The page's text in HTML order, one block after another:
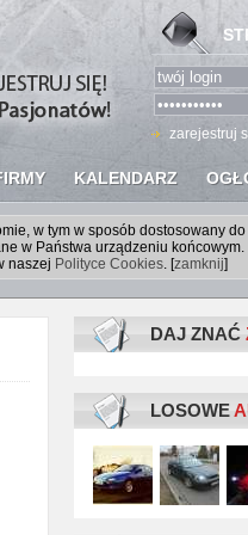
KALENDARZ
zarejestruj
w tym w sposób dostosowany
w Państwa urządzeniu
naszej Polityce Cookies. [zamknij]
DAJ ZNAĆ
LOSOWE